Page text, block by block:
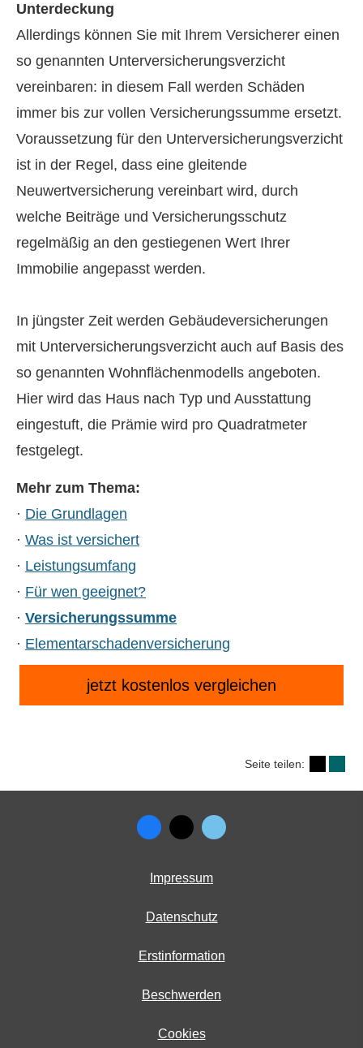
Unterdeckung
Allerdings können Sie mit Ihrem Versicherer einen
so genannten Unterversicherungsverzicht
vereinbaren: in diesem Fall werden Schäden
immer bis zur vollen Versicherungssumme ersetzt.
Voraussetzung für den Unterversicherungsverzicht
ist in der Regel, dass eine gleitende
Neuwertversicherung vereinbart wird, durch
welche Beiträge und Versicherungsschutz
regelmäßig an den gestiegenen Wert Ihrer
Immobilie angepasst werden.
In jüngster Zeit werden Ge­bäude­ver­si­che­rungen
mit Unterversicherungsverzicht auch auf Basis des
so genannten Wohnflächenmodells angeboten.
Hier wird das Haus nach Typ und Ausstattung
eingestuft, die Prämie wird pro Quadratmeter
festgelegt.
Mehr zum Thema:
· Die Grundlagen
· Was ist versichert
· Leistungsumfang
· Für wen geeignet?
· Versicherungssumme
· Elementarschadenversicherung
jetzt kostenlos vergleichen
Seite teilen:
Impressum
Datenschutz
Erstinformation
Beschwerden
Cookies